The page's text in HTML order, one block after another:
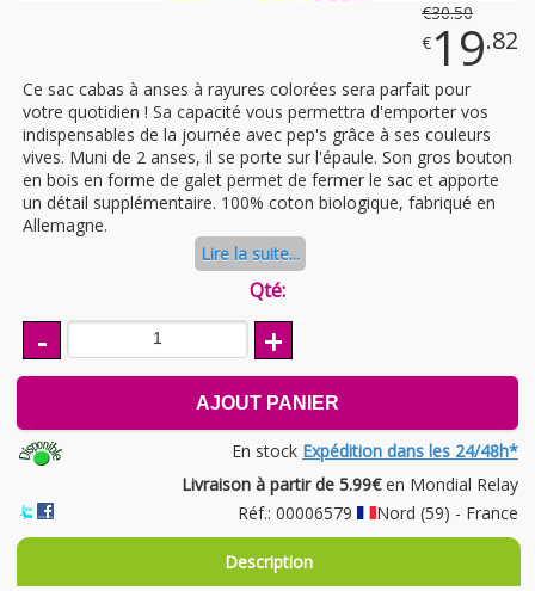
€30.50
€ 19.82
Ce sac cabas à anses à rayures colorées sera parfait pour
votre quotidien ! Sa capacité vous permettra d'emporter vos
indispensables de la journée avec pep's grâce à ses couleurs
vives. Muni de 2 anses, il se porte sur l'épaule. Son gros bouton
en bois en forme de galet permet de fermer le sac et apporte
un détail supplémentaire. 100% coton biologique, fabriqué en
Allemagne.
Lire la suite...
Qté:
- +
AJOUT PANIER
En stock Expédition dans les 24/48h*
Livraison à partir de 5.99€en Mondial Relay
Réf.: 00006579
Nord (59) - France
Description